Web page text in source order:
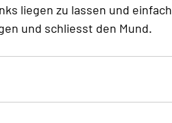
Change
liegen zu lassen und einfach
und schliesst den Mund.